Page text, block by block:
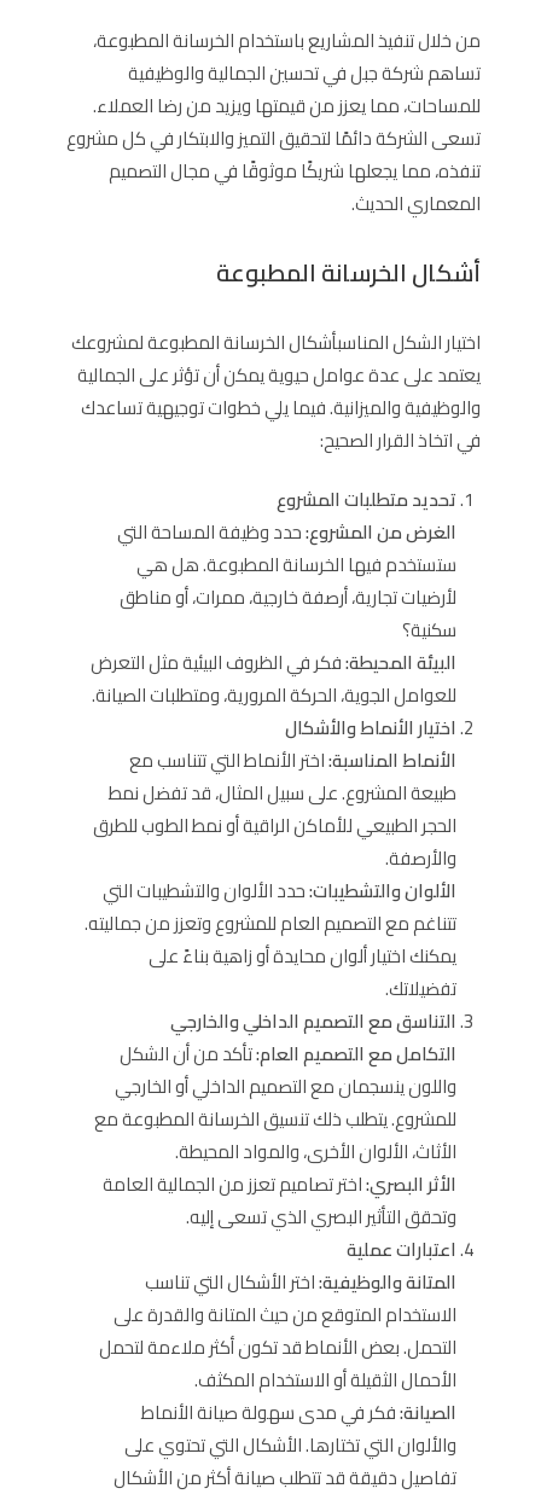
من خلال تنفيذ المشاريع باستخدام الخرسانة المطبوعة،
تساهم شركة جبل في تحسين الجمالية والوظيفية
للمساحات، مما يعزز من قيمتها ويزيد من رضا العملاء.
تسعى الشركة دائمًا لتحقيق التميز والابتكار في كل مشروع
تنفذه، مما يجعلها شريكًا موثوقًا في مجال التصميم
المعماري الحديث.
أشكال الخرسانة المطبوعة
اختيار الشكل المناسبأشكال الخرسانة المطبوعة لمشروعك
يعتمد على عدة عوامل حيوية يمكن أن تؤثر على الجمالية
والوظيفية والميزانية. فيما يلي خطوات توجيهية تساعدك
في اتخاذ القرار الصحيح:
تحديد متطلبات المشروع
الغرض من المشروع:حدد وظيفة المساحة التي
ستستخدم فيها الخرسانة المطبوعة. هل هي
لأرضيات تجارية، أرصفة خارجية، ممرات، أو مناطق
سكنية؟
البيئة المحيطة:فكر في الظروف البيئية مثل التعرض
للعوامل الجوية، الحركة المرورية، ومتطلبات الصيانة.
اختيار الأنماط والأشكال
الأنماط المناسبة:اختر الأنماط التي تتناسب مع
طبيعة المشروع. على سبيل المثال، قد تفضل نمط
الحجر الطبيعي للأماكن الراقية أو نمط الطوب للطرق
والأرصفة.
الألوان والتشطيبات:حدد الألوان والتشطيبات التي
تتناغم مع التصميم العام للمشروع وتعزز من جماليته.
يمكنك اختيار ألوان محايدة أو زاهية بناءً على
تفضيلاتك.
التناسق مع التصميم الداخلي والخارجي
التكامل مع التصميم العام:تأكد من أن الشكل
واللون ينسجمان مع التصميم الداخلي أو الخارجي
للمشروع. يتطلب ذلك تنسيق الخرسانة المطبوعة مع
الأثاث، الألوان الأخرى، والمواد المحيطة.
الأثر البصري:اختر تصاميم تعزز من الجمالية العامة
وتحقق التأثير البصري الذي تسعى إليه.
اعتبارات عملية
المتانة والوظيفية:اختر الأشكال التي تناسب
الاستخدام المتوقع من حيث المتانة والقدرة على
التحمل. بعض الأنماط قد تكون أكثر ملاءمة لتحمل
الأحمال الثقيلة أو الاستخدام المكثف.
الصيانة:فكر في مدى سهولة صيانة الأنماط
والألوان التي تختارها. الأشكال التي تحتوي على
تفاصيل دقيقة قد تتطلب صيانة أكثر من الأشكال